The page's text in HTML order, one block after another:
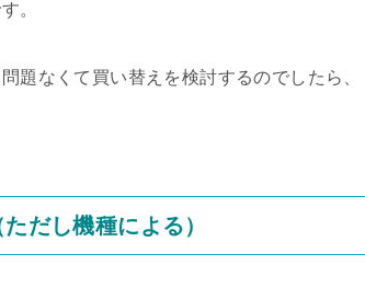
。
題なくて買い替えを検討するのでしたら、
だし機種による）